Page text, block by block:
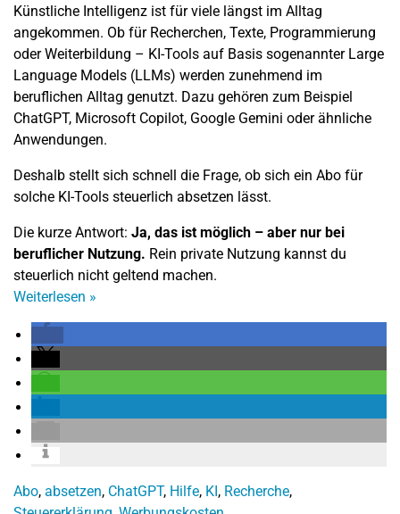
Künstliche Intelligenz ist für viele längst im Alltag
angekommen. Ob für Recherchen, Texte, Programmierung
oder Weiterbildung – KI-Tools auf Basis sogenannter Large
Language Models (LLMs) werden zunehmend im
beruflichen Alltag genutzt. Dazu gehören zum Beispiel
ChatGPT, Microsoft Copilot, Google Gemini oder ähnliche
Anwendungen.
Deshalb stellt sich schnell die Frage, ob sich ein Abo für
solche KI-Tools steuerlich absetzen lässt.
Die kurze Antwort: Ja, das ist möglich – aber nur bei
beruflicher Nutzung. Rein private Nutzung kannst du
steuerlich nicht geltend machen.
Weiterlesen »
Abo, absetzen, ChatGPT, Hilfe, KI, Recherche,